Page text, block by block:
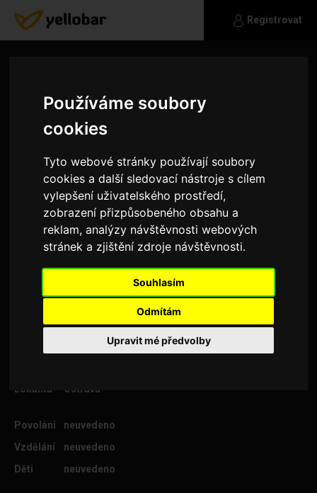
Používáme soubory
cookies
Tyto webové stránky používají soubory
cookies a další sledovací nástroje s cílem
vylepšení uživatelského prostředí,
zobrazení přizpůsobeného obsahu a
reklam, analýzy návštěvnosti webových
stránek a zjištění zdroje návštěvnosti.
Souhlasím
Odmítám
Upravit mé předvolby
Registrovat
danecek1992
:-) poznej a uvidíš
Lokalita
Ostrava
Povolání
neuvedeno
Vzdělání
neuvedeno
Děti
neuvedeno